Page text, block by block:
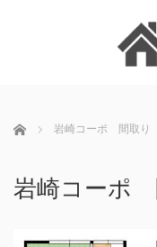
ホーム 岩崎コーポ 間取り
岩崎コーポ